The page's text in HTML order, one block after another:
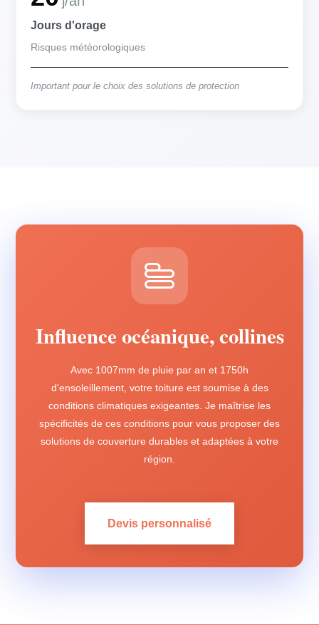
Jours d'orage
Risques météorologiques
Important pour le choix des solutions de protection
Influence océanique, collines
Avec 1007mm de pluie par an et 1750h
d'ensoleillement, votre toiture est soumise à des
conditions climatiques exigeantes. Je maîtrise les
spécificités de ces conditions pour vous proposer des
solutions de couverture durables et adaptées à votre
région.
Devis personnalisé